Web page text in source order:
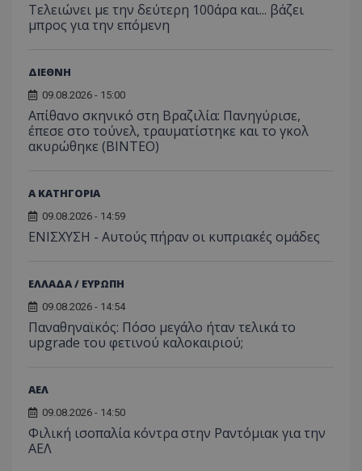
Τελειώνει με την δεύτερη 100άρα και... βάζει
μπρος για την επόμενη
ΔΙΕΘΝΗ
09.08.2026 - 15:00
Απίθανο σκηνικό στη Βραζιλία: Πανηγύρισε,
έπεσε στο τούνελ, τραυματίστηκε και το γκολ
ακυρώθηκε (BINTEO)
Α ΚΑΤΗΓΟΡΙΑ
09.08.2026 - 14:59
ΕΝΙΣΧΥΣΗ - Αυτούς πήραν οι κυπριακές ομάδες
ΕΛΛΑΔΑ / ΕΥΡΩΠΗ
09.08.2026 - 14:54
Παναθηναϊκός: Πόσο μεγάλο ήταν τελικά το
upgrade του φετινού καλοκαιριού;
ΑΕΛ
09.08.2026 - 14:50
Φιλική ισοπαλία κόντρα στην Ραντόμιακ για την
ΑΕΛ